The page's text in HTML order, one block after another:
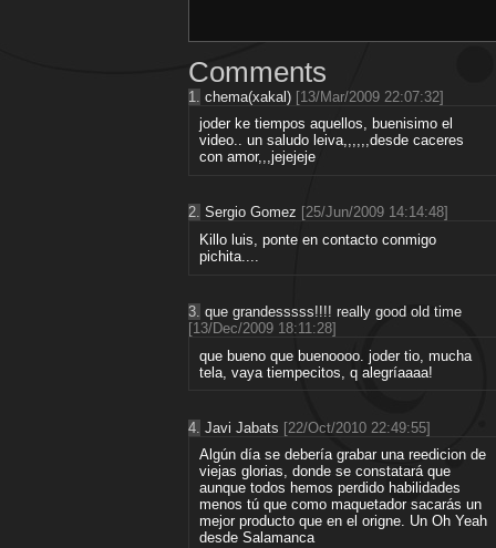
Comments
1. chema(xakal) [13/Mar/2009 22:07:32]
joder ke tiempos aquellos, buenisimo el
video.. un saludo leiva,,,,,,desde caceres
con amor,,,jejejeje
2. Sergio Gomez [25/Jun/2009 14:14:48]
Killo luis, ponte en contacto conmigo
pichita....
3. que grandesssss!!!! really good old time
[13/Dec/2009 18:11:28]
que bueno que buenoooo. joder tio, mucha
tela, vaya tiempecitos, q alegríaaaa!
4. Javi Jabats [22/Oct/2010 22:49:55]
Algún día se debería grabar una reedicion de
viejas glorias, donde se constatará que
aunque todos hemos perdido habilidades
menos tú que como maquetador sacarás un
mejor producto que en el origne. Un Oh Yeah
desde Salamanca